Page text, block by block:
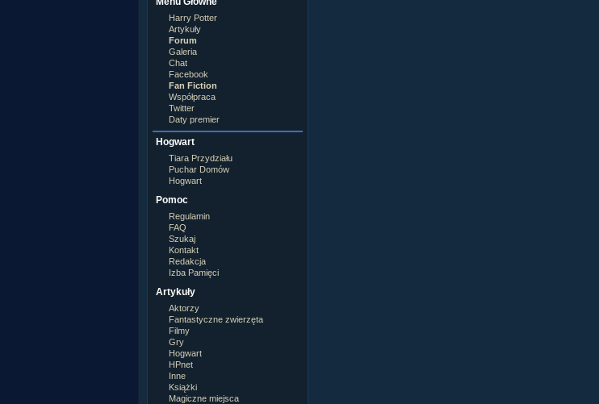
Rowena Ravenclaw
Salazar Slytherin
Scorpius Malfoy
Severus Snape
Syriusz Black
Teddy Lupin
wÂłasna postaĂŚ
Harry Potter
Artykuły
Forum
Galeria
Chat
Facebook
Fan Fiction
Współpraca
Twitter
Daty premier
Hogwart
Tiara Przydziału
Puchar Domów
Hogwart
Pomoc
Regulamin
FAQ
Szukaj
Kontakt
Redakcja
Izba Pamięci
Artykuły
Aktorzy
Fantastyczne zwierzęta
Filmy
Gry
Hogwart
HPnet
Inne
Książki
Magiczne miejsca